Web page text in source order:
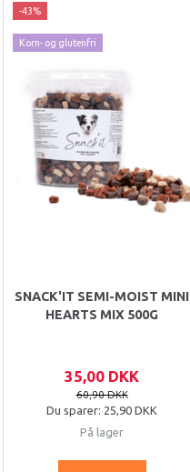
-43%
Korn- og glutenfri
SNACK'IT SEMI-MOIST MINI
HEARTS MIX 500G
35,00 DKK
60,90 DKK
Du sparer: 25,90 DKK
På lager